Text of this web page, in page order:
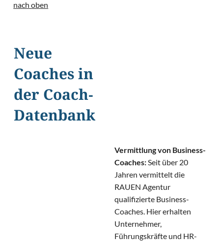
nach oben
Neue
Coaches in
der Coach-
Datenbank
Vermittlung von Business-
Coaches:Seit über 20
Jahren vermittelt die
RAUEN Agentur
qualifizierte Business-
Coaches. Hier erhalten
Unternehmer,
Führungskräfte und HR-